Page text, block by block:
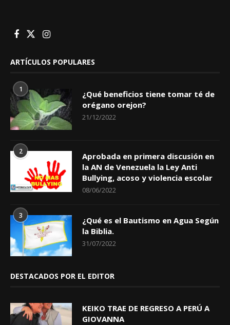
ARTÍCULOS POPULARES
1
¿Qué beneficios tiene tomar té de
orégano orejon?
21/12/2022
2
Aprobada en primera discusión en
la AN de Venezuela la Ley Anti
Bullying, acoso y violencia escolar
08/06/2022
3
¿Qué es el Bautismo en Agua Según
la Biblia.
31/07/2022
DESTACADOS POR EL EDITOR
KEIKO TRAE DE REGRESO A PERÚ A
GIOVANNA